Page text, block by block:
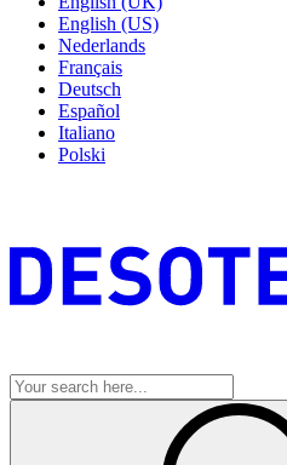
English (US)
Nederlands
Français
Deutsch
Español
Italiano
Polski